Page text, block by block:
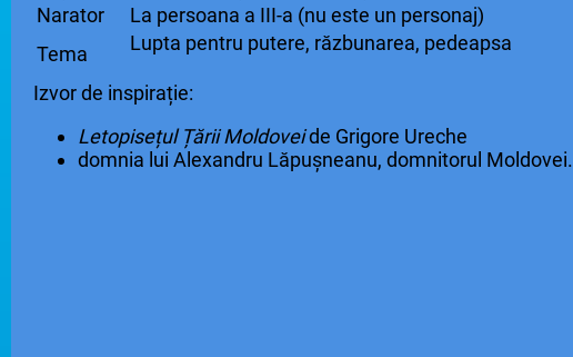
Narator
La persoana a III-a (nu este un personaj)
Tema
Lupta pentru putere, răzbunarea, pedeapsa
Izvor de inspirație:
Letopisețul Țării Moldoveide Grigore Ureche
domnia lui Alexandru Lăpușneanu, domnitorul Moldovei.